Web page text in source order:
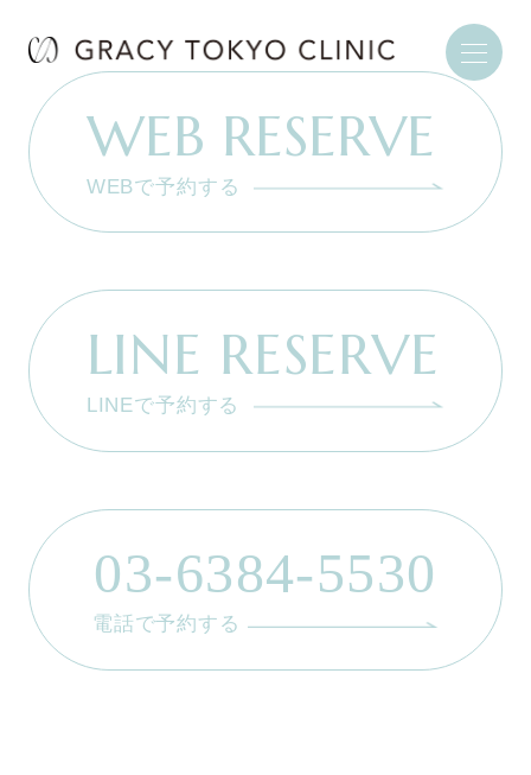
WEB RESERVE
WEBで予約する
LINE RESERVE
LINEで予約する
03-6384-5530
電話で予約する